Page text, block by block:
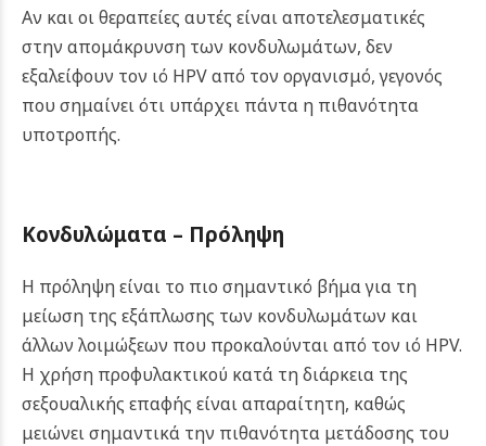
Αν και οι θεραπείες αυτές είναι αποτελεσματικές
στην απομάκρυνση των κονδυλωμάτων, δεν
εξαλείφουν τον ιό HPV από τον οργανισμό, γεγονός
που σημαίνει ότι υπάρχει πάντα η πιθανότητα
υποτροπής.
Κονδυλώματα – Πρόληψη
Η πρόληψη είναι το πιο σημαντικό βήμα για τη
μείωση της εξάπλωσης των κονδυλωμάτων και
άλλων λοιμώξεων που προκαλούνται από τον ιό HPV.
Η χρήση προφυλακτικού κατά τη διάρκεια της
σεξουαλικής επαφής είναι απαραίτητη, καθώς
μειώνει σημαντικά την πιθανότητα μετάδοσης του